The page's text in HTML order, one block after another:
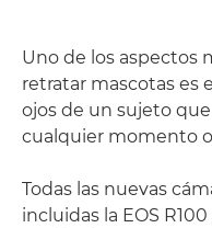
Uno de los aspectos
retratar mascotas es
ojos de un sujeto
cualquier momento
Todas las nuevas
incluidas la EOS